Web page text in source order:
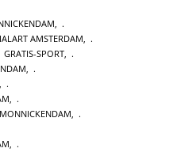
AMSTERDAM,
GRATIS-SPORT,
,
,
,
,
,